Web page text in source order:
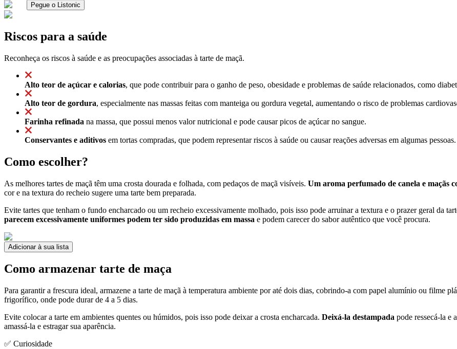
Pegue o Listonic
Riscos para a saúde
Reconheça os riscos à saúde e as preocupações associadas à tarte de maçã.
Alto teor de açúcar e calorias, que pode contribuir para o ganho de peso, obesidade e problemas de saúde relacionados, como
Alto teor de gordura, especialmente nas massas feitas com manteiga ou gordura vegetal, aumentando o risco de problemas
Farinha refinada na massa, que possui menos valor nutricional e pode causar picos de açúcar no sangue.
Conservantes e aditivos em tortas compradas, que podem representar riscos à saúde ou causar reações adversas em algumas pessoas.
Como escolher?
As melhores tartes de maçã têm uma crosta dourada e folhada, com pedaços de maçã visíveis. Um aroma perfumado de canela e maçãs
cor e na textura do recheio sugere uma tarte bem preparada.
Evite tartes que tenham o fundo encharcado ou um recheio excessivamente molhado, pois isso pode arruinar a textura e o prazer geral da
parecem excessivamente uniformes podem ter sido produzidas em massa e podem carecer do sabor autêntico que você procura.
Adicionar à sua lista
Como armazenar tarte de maça
Para garantir a frescura ideal, armazene a tarte de maçã à temperatura ambiente por até dois dias, cobrindo-a com papel alumínio ou filme
frigorífico, onde pode durar de 4 a 5 dias.
Evite colocar a tarte em ambientes quentes ou húmidos, pois isso pode deixar a crosta encharcada. Deixá-la destampada pode ressecá-la e
amassá-la e estragar sua aparência.
✅ Curiosidade